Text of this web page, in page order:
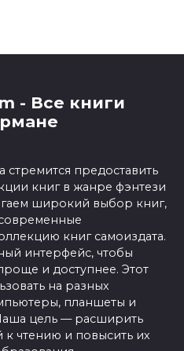
- Все книги
предоставить
книг в жанре фэнтези
широкий выбор книг,
книг самоиздата.
интерфейс, чтобы
и доступнее. Этот
на разных
планшеты и
цель — расширить
к чтению и повысить их